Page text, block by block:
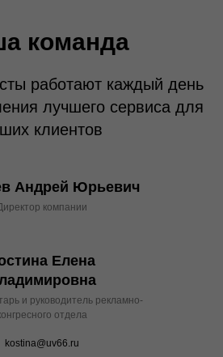
команда
работают каждый день
лучшего сервиса для
клиентов
Андрей Юрьевич
компании
Елена
и руководитель рекламно-
отдела
kostina@uv66.ru